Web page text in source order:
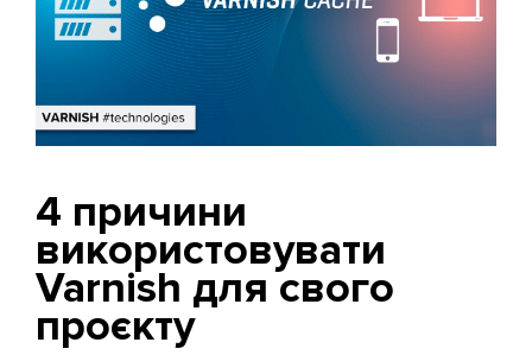
4 причини
використовувати
Varnish для свого
проєкту